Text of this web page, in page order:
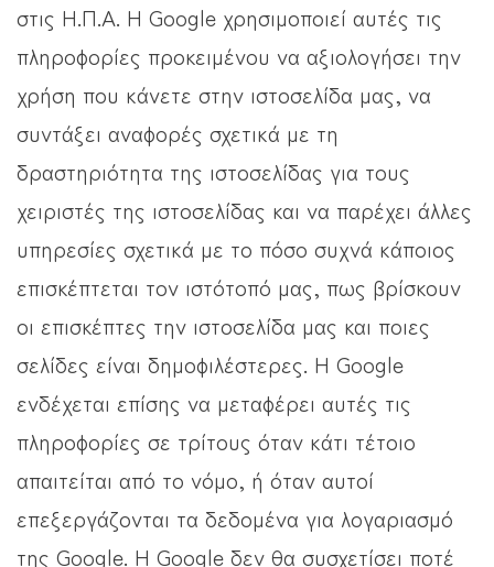
στις Η.Π.Α. Η Google χρησιμοποιεί αυτές τις
πληροφορίες προκειμένου να αξιολογήσει την
χρήση που κάνετε στην ιστοσελίδα μας, να
συντάξει αναφορές σχετικά με τη
δραστηριότητα της ιστοσελίδας για τους
χειριστές της ιστοσελίδας και να παρέχει άλλες
υπηρεσίες σχετικά με το πόσο συχνά κάποιος
επισκέπτεται τον ιστότοπό μας, πως βρίσκουν
οι επισκέπτες την ιστοσελίδα μας και ποιες
σελίδες είναι δημοφιλέστερες. Η Google
ενδέχεται επίσης να μεταφέρει αυτές τις
πληροφορίες σε τρίτους όταν κάτι τέτοιο
απαιτείται από το νόμο, ή όταν αυτοί
επεξεργάζονται τα δεδομένα για λογαριασμό
της Google. Η Google δεν θα συσχετίσει ποτέ